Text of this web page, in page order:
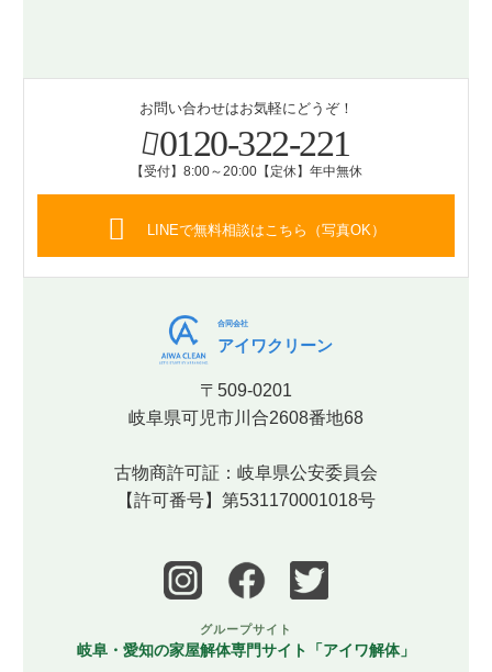
お問い合わせはお気軽にどうぞ！
0120-322-221
【受付】8:00～20:00【定休】年中無休
LINEで無料相談はこちら（写真OK）
合同会社
アイワクリーン
〒509-0201
岐阜県可児市川合2608番地68
古物商許可証：岐阜県公安委員会
【許可番号】第531170001018号
グループサイト
岐阜・愛知の家屋解体専門サイト「アイワ解体」